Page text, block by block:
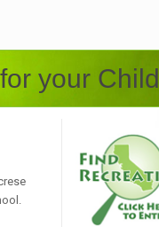
your Child